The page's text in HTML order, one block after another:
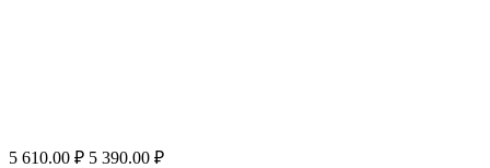
5 610.00 ₽ 5 390.00 ₽